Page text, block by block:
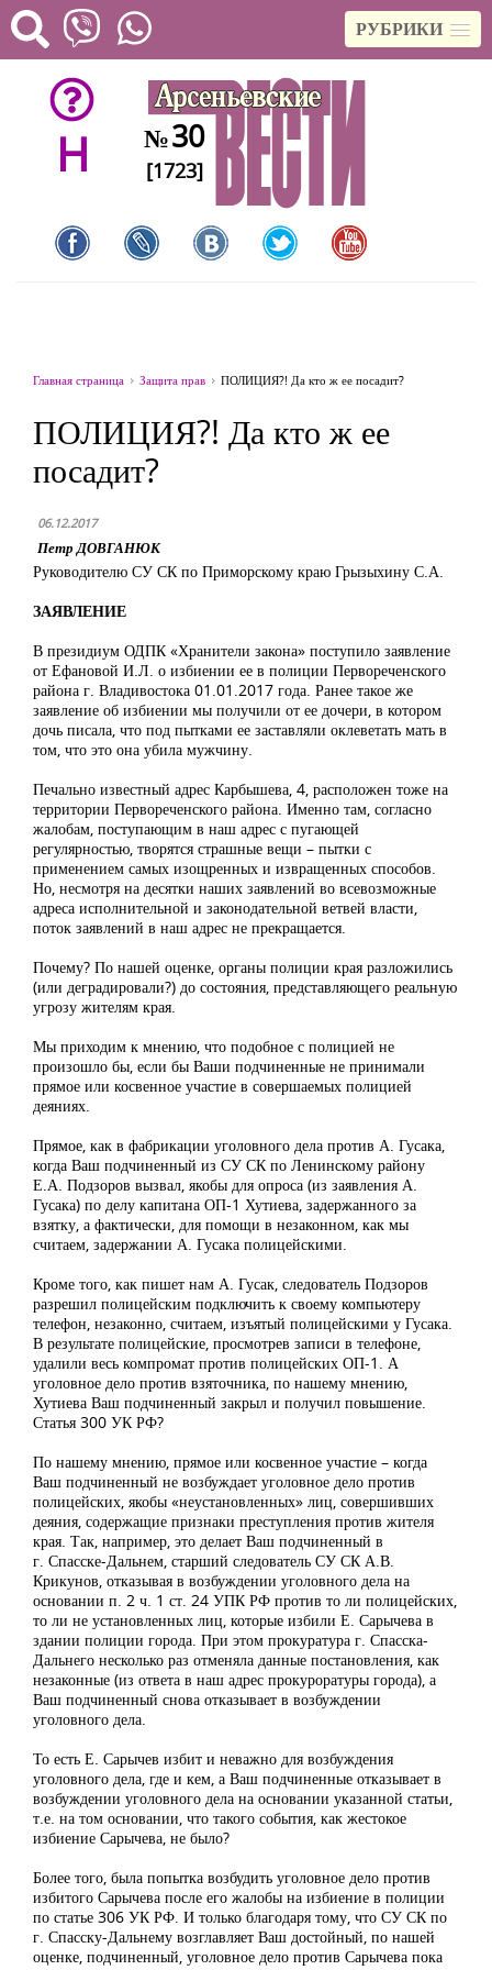
РУБРИКИ
H №30
[1723]
Главная страница Защита прав ПОЛИЦИЯ?! Да кто ж ее посадит?
ПОЛИЦИЯ?! Да кто ж ее
посадит?
06.12.2017
Петр ДОВГАНЮК
Руководителю СУ СК по Приморскому краю Грызыхину С.А.
ЗАЯВЛЕНИЕ
В президиум ОДПК «Хранители закона» поступило заявление
от Ефановой И.Л. о избиении ее в полиции Первореченского
района г. Владивостока 01.01.2017 года. Ранее такое же
заявление об избиении мы получили от ее дочери, в котором
дочь писала, что под пытками ее заставляли оклеветать мать в
том, что это она убила мужчину.
Печально известный адрес Карбышева, 4, расположен тоже на
территории Первореченского района. Именно там, согласно
жалобам, поступающим в наш адрес с пугающей
регулярностью, творятся страшные вещи – пытки с
применением самых изощренных и извращенных способов.
Но, несмотря на десятки наших заявлений во всевозможные
адреса исполнительной и законодательной ветвей власти,
поток заявлений в наш адрес не прекращается.
Почему? По нашей оценке, органы полиции края разложились
(или деградировали?) до состояния, представляющего реальную
угрозу жителям края.
Мы приходим к мнению, что подобное с полицией не
произошло бы, если бы Ваши подчиненные не принимали
прямое или косвенное участие в совершаемых полицией
деяниях.
Прямое, как в фабрикации уголовного дела против А. Гусака,
когда Ваш подчиненный из СУ СК по Ленинскому району
Е.А. Подзоров вызвал, якобы для опроса (из заявления А.
Гусака) по делу капитана ОП-1 Хутиева, задержанного за
взятку, а фактически, для помощи в незаконном, как мы
считаем, задержании А. Гусака полицейскими.
Кроме того, как пишет нам А. Гусак, следователь Подзоров
разрешил полицейским подключить к своему компьютеру
телефон, незаконно, считаем, изъятый полицейскими у Гусака.
В результате полицейские, просмотрев записи в телефоне,
удалили весь компромат против полицейских ОП-1. А
уголовное дело против взяточника, по нашему мнению,
Хутиева Ваш подчиненный закрыл и получил повышение.
Статья 300 УК РФ?
По нашему мнению, прямое или косвенное участие – когда
Ваш подчиненный не возбуждает уголовное дело против
полицейских, якобы «неустановленных» лиц, совершивших
деяния, содержащие признаки преступления против жителя
края. Так, например, это делает Ваш подчиненный в
г. Спасске-Дальнем, старший следователь СУ СК А.В.
Крикунов, отказывая в возбуждении уголовного дела на
основании п. 2 ч. 1 ст. 24 УПК РФ против то ли полицейских,
то ли не установленных лиц, которые избили Е. Сарычева в
здании полиции города. При этом прокуратура г. Спасска-
Дальнего несколько раз отменяла данные постановления, как
незаконные (из ответа в наш адрес прокуроратуры города), а
Ваш подчиненный снова отказывает в возбуждении
уголовного дела.
То есть Е. Сарычев избит и неважно для возбуждения
уголовного дела, где и кем, а Ваш подчиненные отказывает в
возбуждении уголовного дела на основании указанной статьи,
т.е. на том основании, что такого события, как жестокое
избиение Сарычева, не было?
Более того, была попытка возбудить уголовное дело против
избитого Сарычева после его жалобы на избиение в полиции
по статье 306 УК РФ. И только благодаря тому, что СУ СК по
г. Спасску-Дальнему возглавляет Ваш достойный, по нашей
оценке, подчиненный, уголовное дело против Сарычева пока